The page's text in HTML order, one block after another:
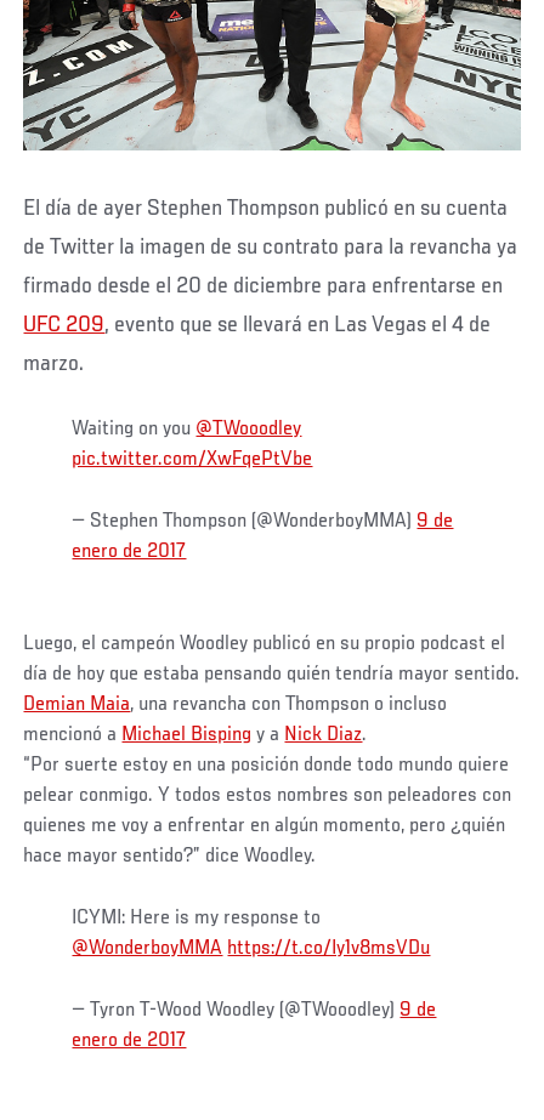
El día de ayer Stephen Thompson publicó en su cuenta
de Twitter la imagen de su contrato para la revancha ya
firmado desde el 20 de diciembre para enfrentarse en
UFC 209, evento que se llevará en Las Vegas el 4 de
marzo.
Waiting on you @TWooodley
pic.twitter.com/XwFqePtVbe
— Stephen Thompson (@WonderboyMMA) 9 de
enero de 2017
Luego, el campeón Woodley publicó en su propio podcast el
día de hoy que estaba pensando quién tendría mayor sentido.
Demian Maia, una revancha con Thompson o incluso
mencionó a Michael Bisping y a Nick Diaz.
“Por suerte estoy en una posición donde todo mundo quiere
pelear conmigo. Y todos estos nombres son peleadores con
quienes me voy a enfrentar en algún momento, pero ¿quién
hace mayor sentido?” dice Woodley.
ICYMI: Here is my response to
@WonderboyMMA https://t.co/Iy1v8msVDu
— Tyron T-Wood Woodley (@TWooodley) 9 de
enero de 2017